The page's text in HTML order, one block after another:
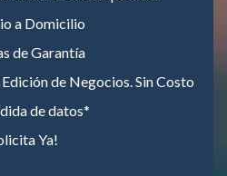
a Domicilio
de Garantía
de Negocios. Sin Costo
de datos*
Ya!